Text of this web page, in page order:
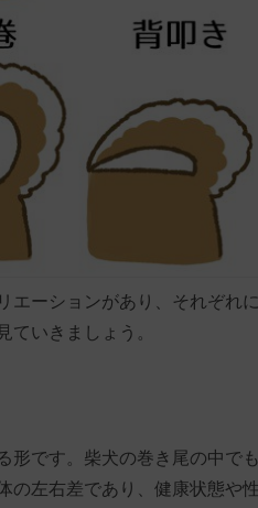
エーションがあり、それぞれ
ていきましょう。
形です。柴犬の巻き尾の中で
の左右差であり、健康状態や